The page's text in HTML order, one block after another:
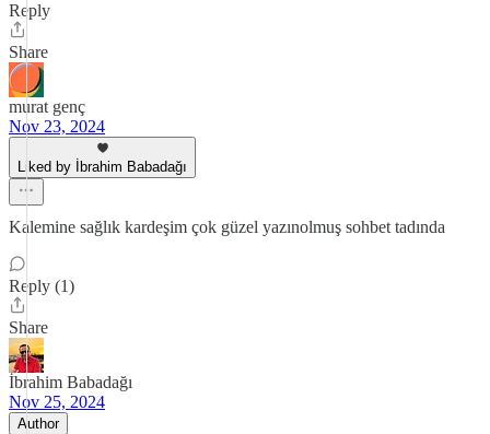
Reply
Share
murat genç
Nov 23, 2024
Liked by İbrahim Babadağı
Kalemine sağlık kardeşim çok güzel yazınolmuş sohbet tadında
Reply (1)
Share
İbrahim Babadağı
Nov 25, 2024
Author